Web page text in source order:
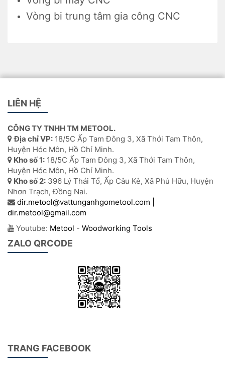
Vòng bi trung tâm gia công CNC
LIÊN HỆ
CÔNG TY TNHH TM METOOL.
Địa chỉ VP: 18/5C Ấp Tam Đông 3, Xã Thới Tam Thôn,
Huyện Hóc Môn, Hồ Chí Minh.
Kho số 1: 18/5C Ấp Tam Đông 3, Xã Thới Tam Thôn,
Huyện Hóc Môn, Hồ Chí Minh.
Kho số 2: 396 Lý Thái Tổ, Ấp Câu Kê, Xã Phú Hữu, Huyện
Nhơn Trạch, Đồng Nai.
dir.metool@vattunganhgometool.com |
dir.metool@gmail.com
Youtube: Metool - Woodworking Tools
ZALO QRCODE
TRANG FACEBOOK